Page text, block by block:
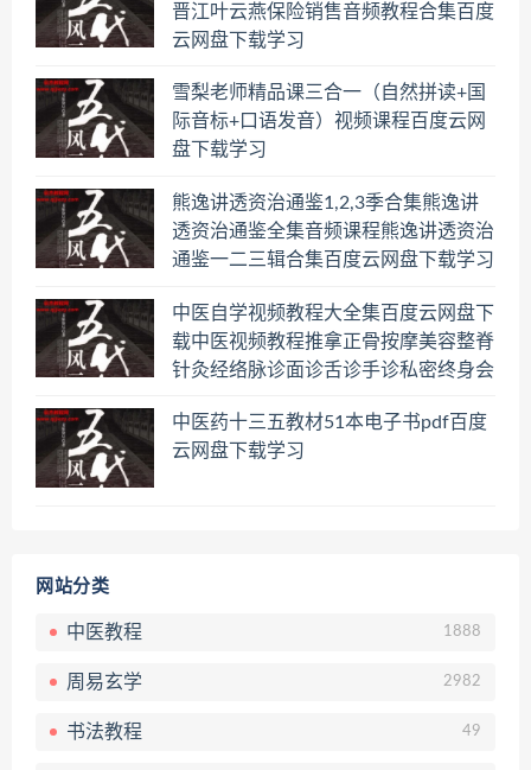
晋江叶云燕保险销售音频教程合集百度
云网盘下载学习
雪梨老师精品课三合一（自然拼读+国
际音标+口语发音）视频课程百度云网
盘下载学习
熊逸讲透资治通鉴1,2,3季合集熊逸讲
透资治通鉴全集音频课程熊逸讲透资治
通鉴一二三辑合集百度云网盘下载学习
中医自学视频教程大全集百度云网盘下
载中医视频教程推拿正骨按摩美容整脊
针灸经络脉诊面诊舌诊手诊私密终身会
中医药十三五教材51本电子书pdf百度
云网盘下载学习
网站分类
中医教程 1888
周易玄学 2982
书法教程 49